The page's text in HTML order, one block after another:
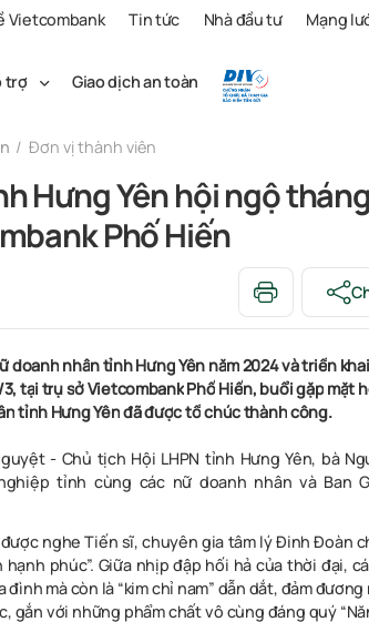
Vietcombank Tin tức Nhà đầu tư Mạng
trợ Giao dịch an toàn
Đơn vị thành viên
Hưng Yên hội ngộ
Phố Hiến
ữdoanh nhântỉnhHưngYên năm2024vàtriển khai
tại trụsởVietcombankPhố Hiến, buổigặp mặt
ntỉnh HưngYênđãđượctổchứcthànhcông.
- Chủ tịch Hội LHPN tỉnh Hưng Yên, bà
tỉnh cùng các nữ doanh nhân vàBanG
được nghe Tiến sĩ, chuyên gia tâm lýĐinh Đoàn
hạnh phúc”. Giữa nhịp đập hối hả của thời đại, cá
đình màcòn là “kimchỉ nam” dẫn dắt, đảmđương
c, gắn với những phẩmchấtvô cùng đáng quý “